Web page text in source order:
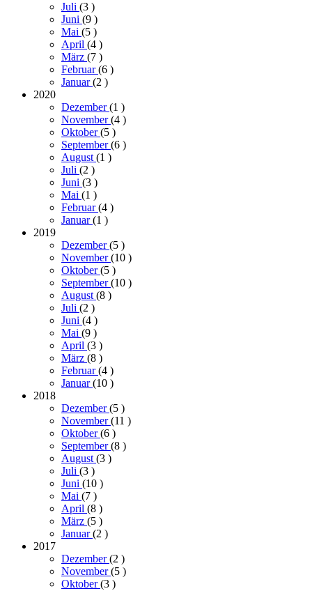
Juli (3 )
Juni (9 )
Mai (5 )
April (4 )
März (7 )
Februar(6 )
Januar(2 )
2020
Dezember(1 )
November(4 )
Oktober(5 )
September(6 )
August (1 )
Juli (2 )
Juni (3 )
Mai (1 )
Februar(4 )
Januar(1 )
2019
Dezember(5 )
November(10 )
Oktober(5 )
September(10 )
August (8 )
Juli (2 )
Juni (4 )
Mai (9 )
April (3 )
März (8 )
Februar(4 )
Januar(10 )
2018
Dezember(5 )
November(11 )
Oktober(6 )
September(8 )
August (3 )
Juli (3 )
Juni (10 )
Mai (7 )
April (8 )
März (5 )
Januar(2 )
2017
Dezember(2 )
November(5 )
Oktober(3 )